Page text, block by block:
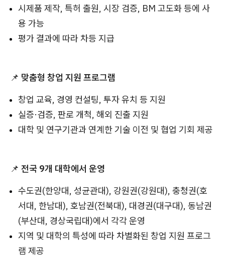
시제품 제작, 특허 출원, 시장 검증, BM 고도화 등에 사
용 가능
평가 결과에 따라 차등 지급
📌 맞춤형 창업 지원 프로그램
창업 교육, 경영 컨설팅, 투자 유치 등 지원
실증·검증, 판로 개척, 해외 진출 지원
대학 및 연구기관과 연계한기술 이전 및 협업 기회 제공
📌 전국 9개 대학에서 운영
수도권(한양대, 성균관대), 강원권(강원대), 충청권(호
서대, 한남대), 호남권(전북대), 대경권(대구대), 동남권
(부산대, 경상국립대)에서 각각 운영
지역 및 대학의 특성에 따라 차별화된 창업 지원 프로그
램 제공